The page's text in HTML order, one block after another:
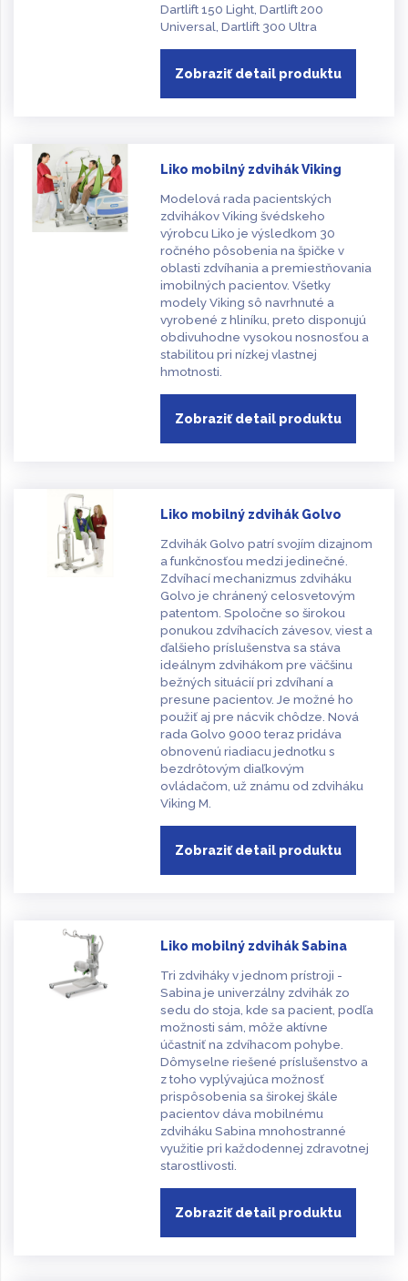
Dartlift 150 Light, Dartlift 200
Universal, Dartlift 300 Ultra
Zobraziť detail produktu
Liko mobilný zdvihák Viking
Modelová rada pacientských
zdvihákov Viking švédskeho
výrobcu Liko je výsledkom 30
ročného pôsobenia na špičke v
oblasti zdvíhania a premiestňovania
imobilných pacientov. Všetky
modely Viking sô navrhnuté a
vyrobené z hliníku, preto disponujú
obdivuhodne vysokou nosnosťou a
stabilitou pri nízkej vlastnej
hmotnosti.
Zobraziť detail produktu
Liko mobilný zdvihák Golvo
Zdvihák Golvo patrí svojím dizajnom
a funkčnosťou medzi jedinečné.
Zdvíhací mechanizmus zdviháku
Golvo je chránený celosvetovým
patentom. Spoločne so širokou
ponukou zdvíhacích závesov, viest a
ďalšieho príslušenstva sa stáva
ideálnym zdvihákom pre väčšinu
bežných situácií pri zdvíhaní a
presune pacientov. Je možné ho
použiť aj pre nácvik chôdze. Nová
rada Golvo 9000 teraz pridáva
obnovenú riadiacu jednotku s
bezdrôtovým diaľkovým
ovládačom, už známu od zdviháku
Viking M.
Zobraziť detail produktu
Liko mobilný zdvihák Sabina
Tri zdviháky v jednom prístroji -
Sabina je univerzálny zdvihák zo
sedu do stoja, kde sa pacient, podľa
možnosti sám, môže aktívne
účastniť na zdvíhacom pohybe.
Dômyselne riešené príslušenstvo a
z toho vyplývajúca možnosť
prispôsobenia sa širokej škále
pacientov dáva mobilnému
zdviháku Sabina mnohostranné
využitie pri každodennej zdravotnej
starostlivosti.
Zobraziť detail produktu